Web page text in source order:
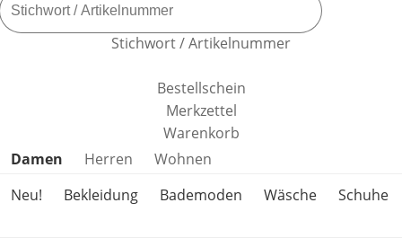
Stichwort / Artikelnummer
Bestellschein
Merkzettel
Warenkorb
Produktkategorien überspringen
Damen Herren
Wohnen
Neu!
Bekleidung Bademoden Wäsche Schuhe